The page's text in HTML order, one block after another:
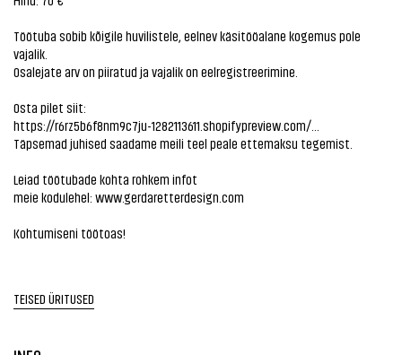
Töötuba sobib kõigile huvilistele, eelnev käsitööalane kogemus pole
vajalik.
Osalejate arv on piiratud ja vajalik on eelregistreerimine.
Osta pilet siit:
https://r6rz5b6f8nm9c7ju-1282113611.shopifypreview.com/...
Täpsemad juhised saadame meili teel peale ettemaksu tegemist.
Leiad töötubade kohta rohkem infot
meie kodulehel: www.gerdaretterdesign.com
Kohtumiseni töötoas!
TEISED ÜRITUSED